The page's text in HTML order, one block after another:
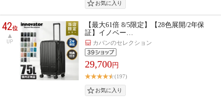
42位
UP
【最大61倍 8/5限定】【28色展開/2年保
証】イノベー…
カバンのセレクション
29,700円
(197)